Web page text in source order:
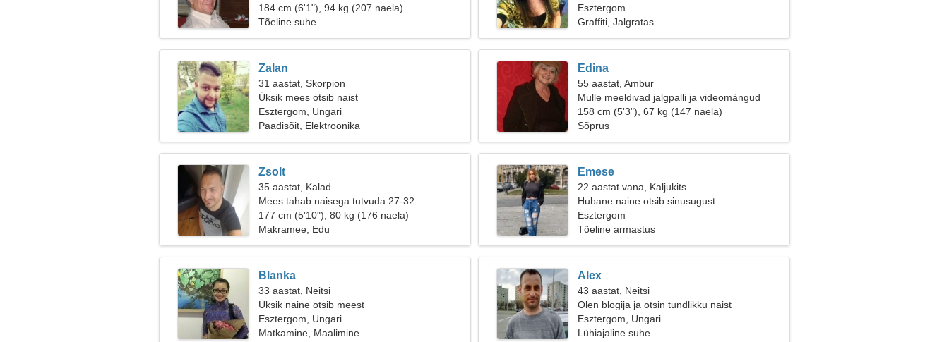
184 cm (6'1"), 94 kg (207 naela)
Tõeline suhe
Esztergom
Graffiti, Jalgratas
Zalan
31 aastat, Skorpion
Üksik mees otsib naist
Esztergom, Ungari
Paadisõit, Elektroonika
Edina
55 aastat, Ambur
Mulle meeldivad jalgpalli ja videomängud
158 cm (5'3"), 67 kg (147 naela)
Sõprus
Zsolt
35 aastat, Kalad
Mees tahab naisega tutvuda 27-32
177 cm (5'10"), 80 kg (176 naela)
Makramee, Edu
Emese
22 aastat vana, Kaljukits
Hubane naine otsib sinusugust
Esztergom
Tõeline armastus
Blanka
33 aastat, Neitsi
Üksik naine otsib meest
Esztergom, Ungari
Matkamine, Maalimine
Alex
43 aastat, Neitsi
Olen blogija ja otsin tundlikku naist
Esztergom, Ungari
Lühiajaline suhe